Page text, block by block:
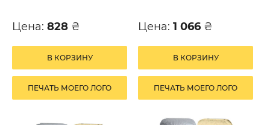
Цена: 828 ₴
В КОРЗИНУ
ПЕЧАТЬ МОЕГО ЛОГО
Цена: 1 066 ₴
В КОРЗИНУ
ПЕЧАТЬ МОЕГО ЛОГО